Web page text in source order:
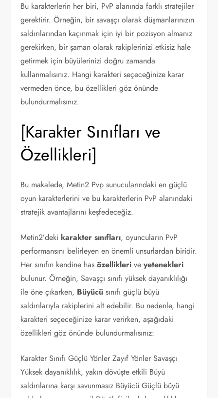
Bu karakterlerin her biri, PvP alanında farklı stratejiler
gerektirir. Örneğin, bir savaşçı olarak düşmanlarınızın
saldırılarından kaçınmak için iyi bir pozisyon almanız
gerekirken, bir şaman olarak rakiplerinizi etkisiz hale
getirmek için büyülerinizi doğru zamanda
kullanmalısınız. Hangi karakteri seçeceğinize karar
vermeden önce, bu özellikleri göz önünde
bulundurmalısınız.
[Karakter Sınıfları ve
Özellikleri]
Bu makalede, Metin2 Pvp sunucularındaki en güçlü
oyun karakterlerini ve bu karakterlerin PvP alanındaki
stratejik avantajlarını keşfedeceğiz.
Metin2’deki karakter sınıfları, oyuncuların PvP
performansını belirleyen en önemli unsurlardan biridir.
Her sınıfın kendine hasözellikleri veyetenekleri
bulunur. Örneğin, Savaşçı sınıfı yüksek dayanıklılığı
ile öne çıkarken, Büyücü sınıfı güçlü büyü
saldırılarıyla rakiplerini alt edebilir. Bu nedenle, hangi
karakteri seçeceğinize karar verirken, aşağıdaki
özellikleri göz önünde bulundurmalısınız:
Karakter Sınıfı Güçlü Yönler Zayıf Yönler Savaşçı
Yüksek dayanıklılık, yakın dövüşte etkili Büyü
saldırılarına karşı savunmasız Büyücü Güçlü büyü